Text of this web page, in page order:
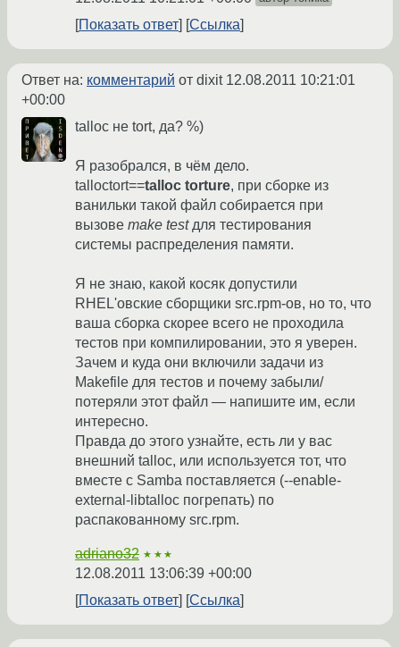
Показать ответ Ссылка
Ответ на: комментарий от dixit 12.08.2011 10:21:01
+00:00
talloc не tort, да? %)
Я разобрался, в чём дело.
talloctort==talloc torture, при сборке из
ванильки такой файл собирается при
вызове make testдля тестирования
системы распределения памяти.
Я не знаю, какой косяк допустили
RHEL'овские сборщики src.rpm-ов, но то, что
ваша сборка скорее всего не проходила
тестов при компилировании, это я уверен.
Зачем и куда они включили задачи из
Makefile для тестов и почему забыли/
потеряли этот файл — напишите им, если
интересно.
Правда до этого узнайте, есть ли у вас
внешний talloc, или используется тот, что
вместе с Samba поставляется (--enable-
external-libtalloc погрепать) по
распакованному src.rpm.
adriano32 ★★★
12.08.2011 13:06:39 +00:00
Показать ответ
Ссылка